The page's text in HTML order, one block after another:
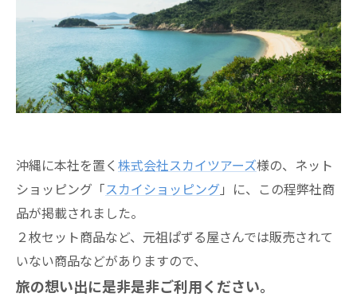
沖縄に本社を置く 株式会社スカイツアーズ様の、ネット
ショッピング「スカイショッピング 」に、この程弊社商
品が掲載されました。
２枚セット商品など、元祖ぱずる屋さんでは販売されて
いない商品などがありますので、
旅の想い出に是非是非ご利用ください。